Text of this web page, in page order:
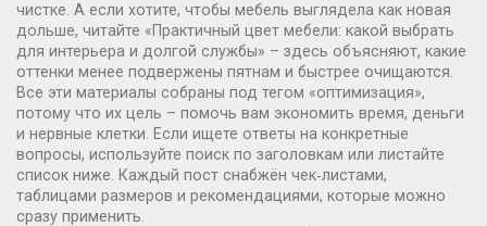
чистке. А если хотите, чтобы мебель выглядела как новая
дольше, читайте «Практичный цвет мебели: какой выбрать
для интерьера и долгой службы» – здесь объясняют, какие
оттенки менее подвержены пятнам и быстрее очищаются.
Все эти материалы собраны под тегом «оптимизация»,
потому что их цель – помочь вам экономить время, деньги
и нервные клетки. Если ищете ответы на конкретные
вопросы, используйте поиск по заголовкам или листайте
список ниже. Каждый пост снабжён чек‑листами,
таблицами размеров и рекомендациями, которые можно
сразу применить.